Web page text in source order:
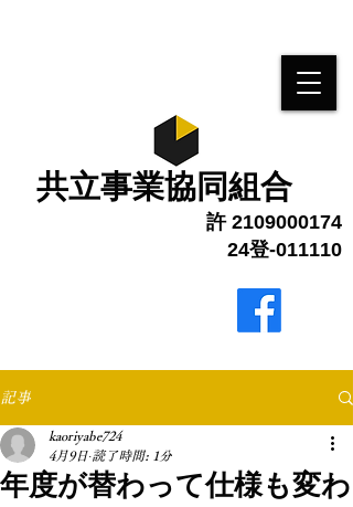
​共立事業協同組合
許 2109000174
24登-011110
記事
年度が替わって仕様も変わ
kaoriyabe724
4月9日 読了時間: 1分